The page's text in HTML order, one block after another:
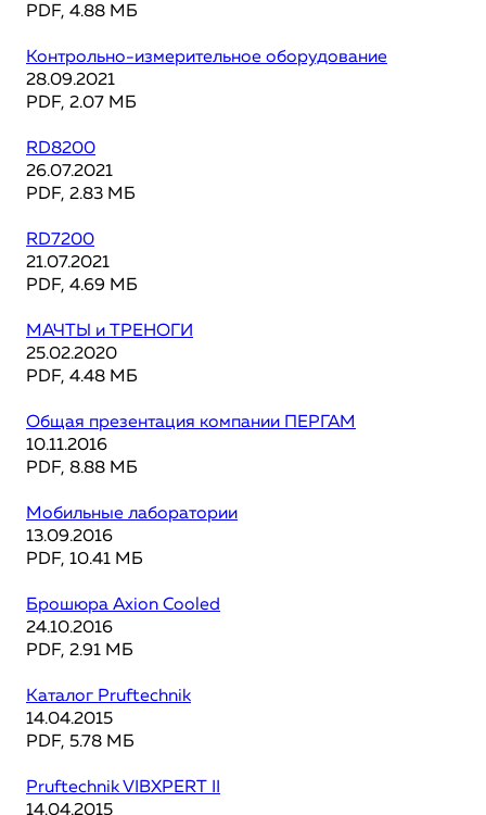
PDF, 4.88 МБ
Контрольно-измерительное оборудование
28.09.2021
PDF, 2.07 МБ
RD8200
26.07.2021
PDF, 2.83 МБ
RD7200
21.07.2021
PDF, 4.69 МБ
МАЧТЫ и ТРЕНОГИ
25.02.2020
PDF, 4.48 МБ
Общая презентация компании ПЕРГАМ
10.11.2016
PDF, 8.88 МБ
Мобильные лаборатории
13.09.2016
PDF, 10.41 МБ
Брошюра Axion Cooled
24.10.2016
PDF, 2.91 МБ
Каталог Pruftechnik
14.04.2015
PDF, 5.78 МБ
Pruftechnik VIBXPERT II
14.04.2015